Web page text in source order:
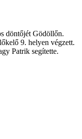
döntőjét Gödöllőn.
9. helyen végzett.
Patrik segítette.